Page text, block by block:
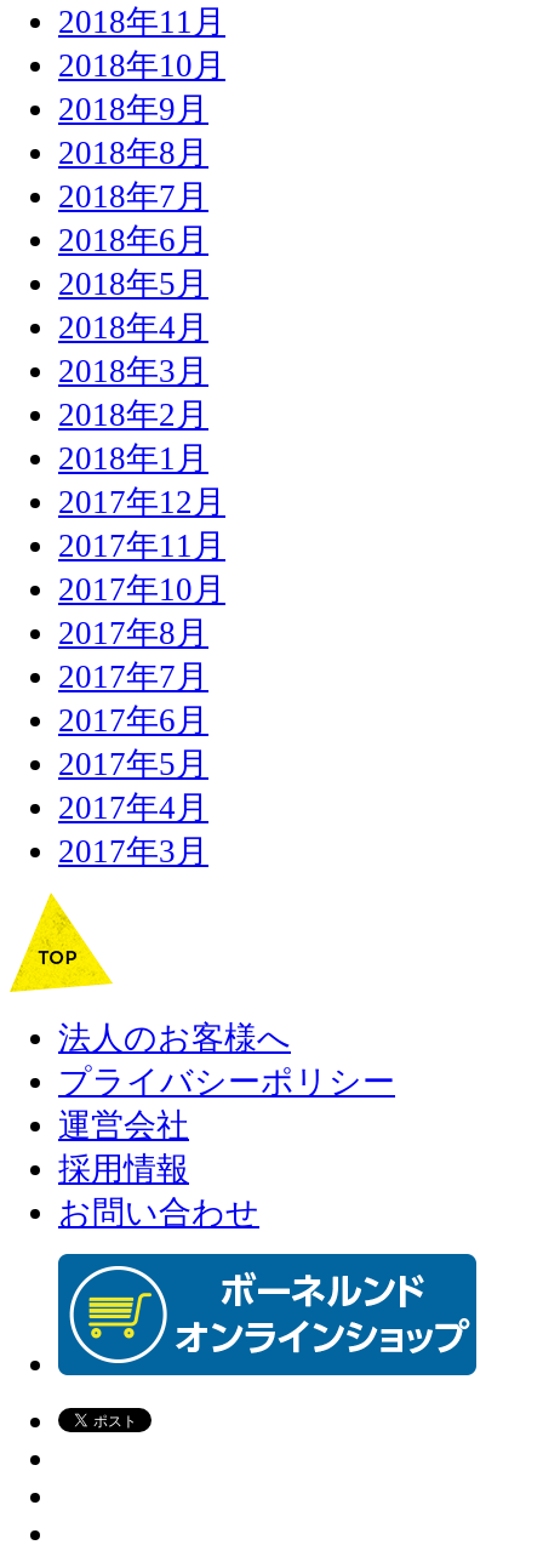
2018年11月
2018年10月
2018年9月
2018年8月
2018年7月
2018年6月
2018年5月
2018年4月
2018年3月
2018年2月
2018年1月
2017年12月
2017年11月
2017年10月
2017年8月
2017年7月
2017年6月
2017年5月
2017年4月
2017年3月
法人のお客様へ
プライバシーポリシー
運営会社
採用情報
お問い合わせ